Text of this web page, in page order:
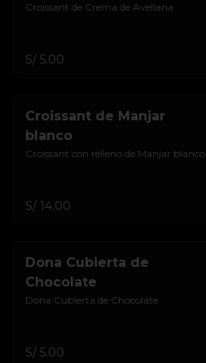
Croissant de Crema de Avellana
S/ 5.00
Croissant de Manjar
blanco
Croissant con relleno de Manjar blanco
S/ 14.00
Dona Cubierta de
Chocolate
Dona Cubierta de Chocolate
S/ 5.00